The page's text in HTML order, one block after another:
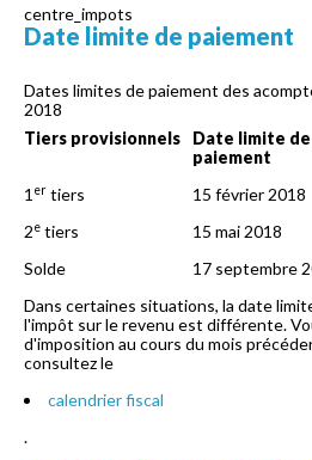
centre_impots
Date limite de paiement
Dates limites de paiement des
2018
Tiers provisionnels
Date limite de
paiement
1 er tiers 15 février 2018
2e tiers 15 mai 2018
Solde
17 septembre
Dans certaines situations, la date
l'impôt sur le revenu est différente.
d'imposition au cours du mois
consultez le
calendrier fiscal
.